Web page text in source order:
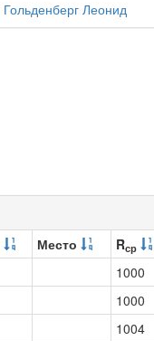
Гольденберг Леонид
Место Rср
1000
1000
1004